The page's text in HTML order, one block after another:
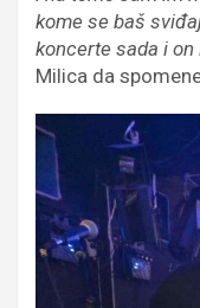
kome se baš
koncerte sada i
Milica da